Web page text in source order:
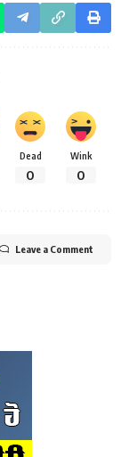
Dead
0
Wink
0
Leave a Comment